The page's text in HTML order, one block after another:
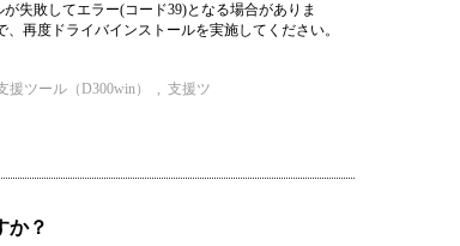
失敗してエラー(コード39)となる場合がありま
再度ドライバインストールを実施してください。
援ツール（D300win） , 支援ツ
か？